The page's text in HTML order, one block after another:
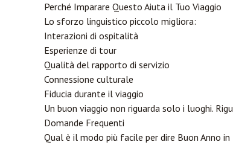
Perché Imparare Questo Aiuta il Tuo Viaggio
Lo sforzo linguistico piccolo migliora:
Interazioni di ospitalità
Esperienze di tour
Qualità del rapporto di servizio
Connessione culturale
Fiducia durante il viaggio
Un buon viaggio non riguarda solo i luoghi.
Domande Frequenti
Qual è il modo più facile per dire Buon Anno in